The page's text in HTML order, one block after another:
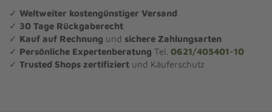
✓ Weltweiter kostengünstiger Versand
✓ 30 Tage Rückgaberecht
✓ Kauf auf Rechnung und sichere Zahlungsarten
✓ Persönliche Expertenberatung Tel. 0621/405401-10
✓ Trusted Shops zertifiziert und Käuferschutz